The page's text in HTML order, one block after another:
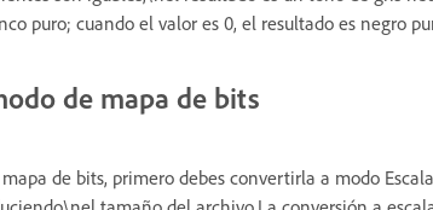
puro; cuando el valor es 0, el resultado es negro
de mapa de bits
de bits, primero debes convertirla a modo